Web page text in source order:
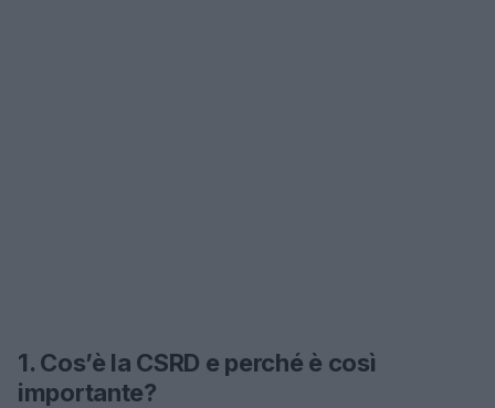
1. Cos’è la CSRD e perché è così
importante?